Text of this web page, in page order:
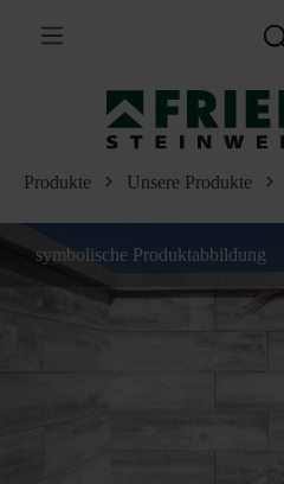
springen
Produkte Unsere Produkte
symbolische Produktabbildung